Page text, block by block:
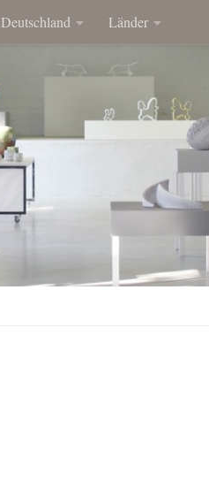
Deutschland Länder